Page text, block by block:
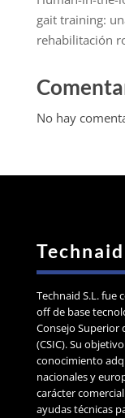
gait training:
rehabilitación
No hay
Technaid
Technaid S.L. fue
off de base
Consejo Superior
(CSIC). Su
conocimiento
nacionales y
carácter
ayudas técnicas